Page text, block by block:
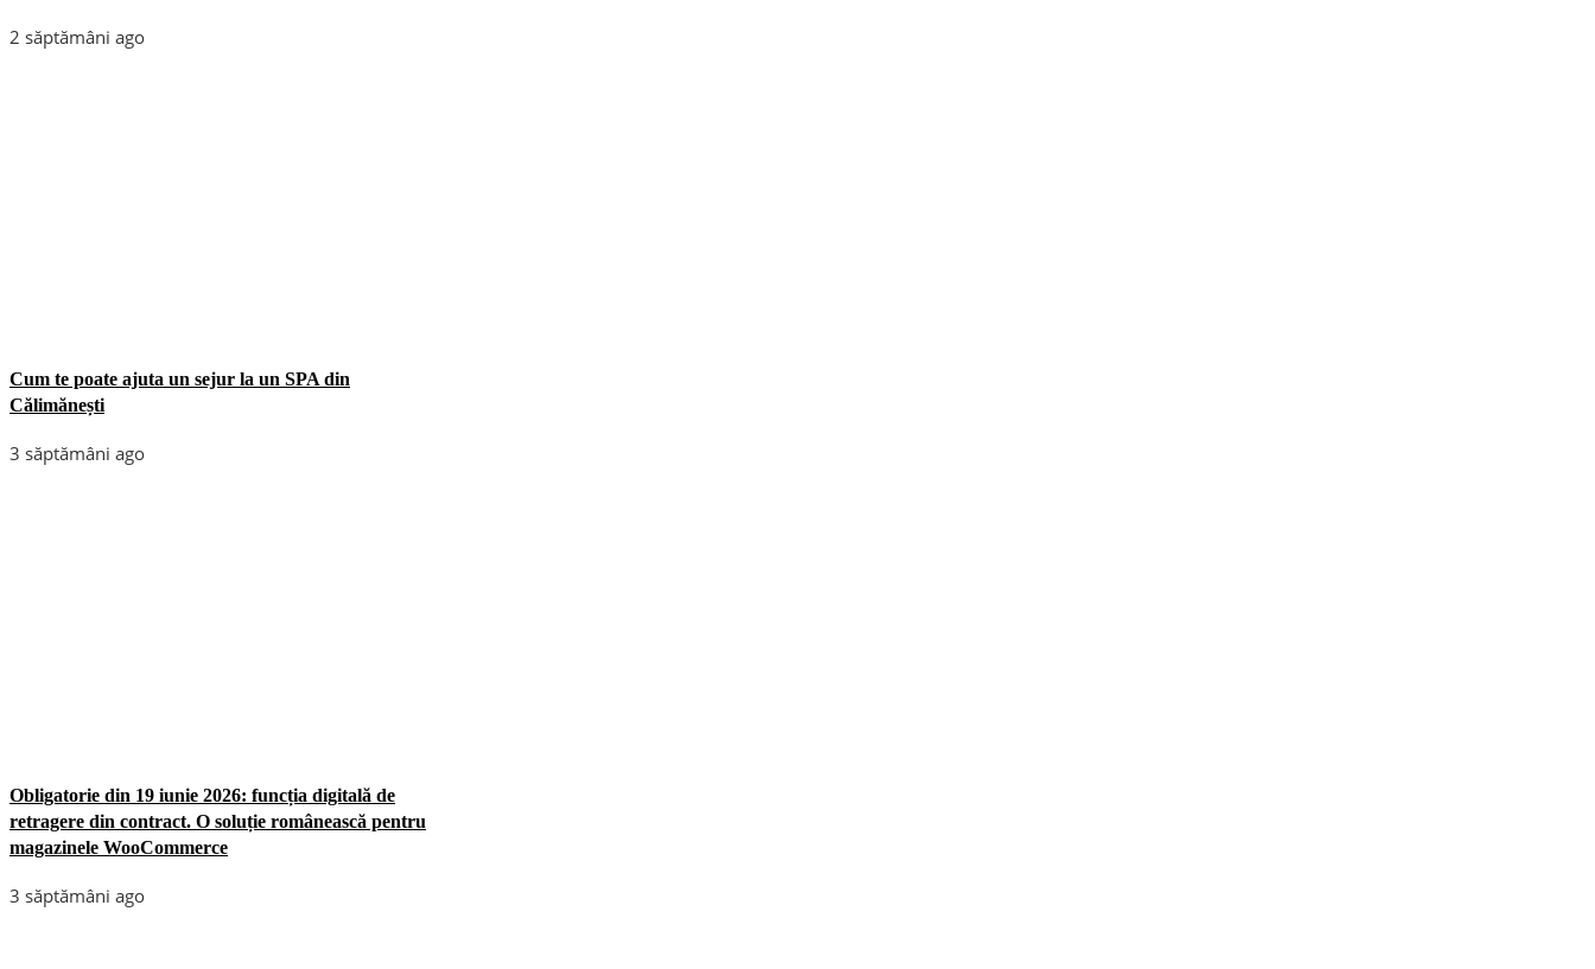
2 săptămâni ago
Cum te poate ajuta un sejur la un SPA din
Călimănești
3 săptămâni ago
Obligatorie din 19 iunie 2026: funcția digitală de
retragere din contract. O soluție românească pentru
magazinele WooCommerce
3 săptămâni ago